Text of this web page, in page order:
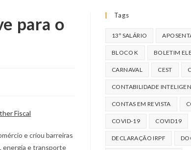
para o
e criou barreiras
energia e transporte
Tags
13º SALÁRIO
BLOCO K BOLETIM
CARNAVAL CEST
CONTABILIDADE
CONTAS EM REVISTA
COVID-19 COVID19
DECLARAÇÃO IRPF